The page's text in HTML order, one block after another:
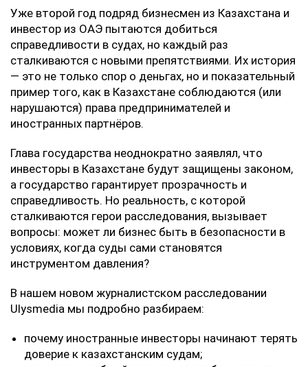
Уже второй год подряд бизнесмен из Казахстана и
инвестор из ОАЭ пытаются добиться
справедливости в судах, но каждый раз
сталкиваются с новыми препятствиями. Их история
— это не только спор о деньгах, но и показательный
пример того, как в Казахстане соблюдаются (или
нарушаются) права предпринимателей и
иностранных партнёров.
‎Глава государства неоднократно заявлял, что
инвесторы в Казахстане будут защищены законом,
а государство гарантирует прозрачность и
справедливость. Но реальность, с которой
сталкиваются герои расследования, вызывает
вопросы: может ли бизнес быть в безопасности в
условиях, когда суды сами становятся
инструментом давления?
‎В нашем новом журналистском расследовании
Ulysmedia мы подробно разбираем:
‎почему иностранные инвесторы начинают терять
доверие к казахстанским судам;